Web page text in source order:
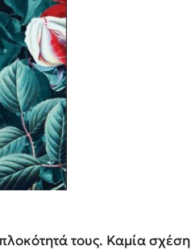
τους. Καμία σχέση